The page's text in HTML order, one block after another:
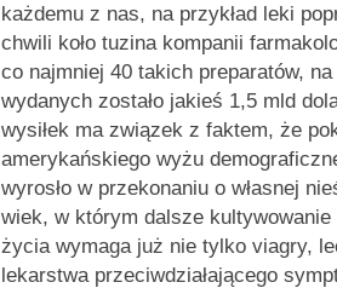
każdemu z nas, na przykład leki
chwili koło tuzina kompanii
co najmniej 40 takich preparatów,
wydanych zostało jakieś 1,5 mld
wysiłek ma związek z faktem, że
amerykańskiego wyżu
wyrosło w przekonaniu o własnej
wiek, w którym dalsze
życia wymaga już nie tylko viagry,
lekarstwa przeciwdziałającego